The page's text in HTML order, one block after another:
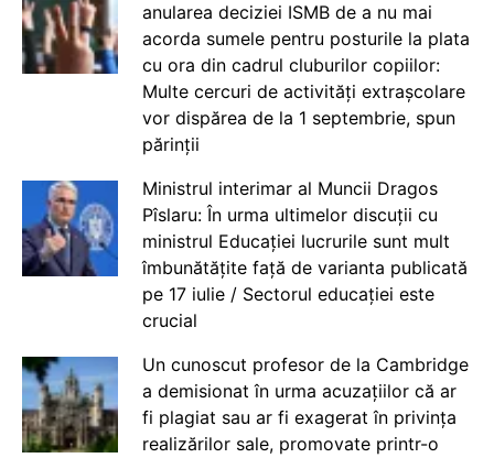
anularea deciziei ISMB de a nu mai
acorda sumele pentru posturile la plata
cu ora din cadrul cluburilor copiilor:
Multe cercuri de activități extrașcolare
vor dispărea de la 1 septembrie, spun
părinții
Ministrul interimar al Muncii Dragos
Pîslaru: În urma ultimelor discuții cu
ministrul Educației lucrurile sunt mult
îmbunătățite față de varianta publicată
pe 17 iulie / Sectorul educației este
crucial
Un cunoscut profesor de la Cambridge
a demisionat în urma acuzațiilor că ar
fi plagiat sau ar fi exagerat în privința
realizărilor sale, promovate printr-o